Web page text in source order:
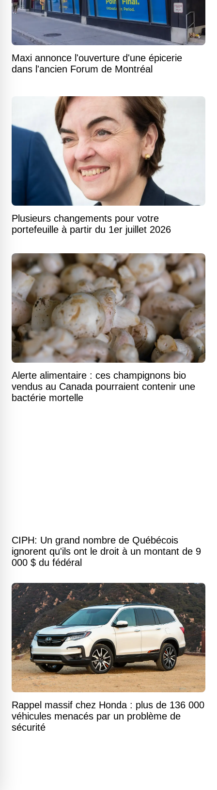
Maxi annonce l'ouverture d'une épicerie
dans l'ancien Forum de Montréal
Plusieurs changements pour votre
portefeuille à partir du 1er juillet 2026
Alerte alimentaire : ces champignons bio
vendus au Canada pourraient contenir une
bactérie mortelle
CIPH: Un grand nombre de Québécois
ignorent qu'ils ont le droit à un montant de 9
000 $ du fédéral
Rappel massif chez Honda : plus de 136 000
véhicules menacés par un problème de
sécurité